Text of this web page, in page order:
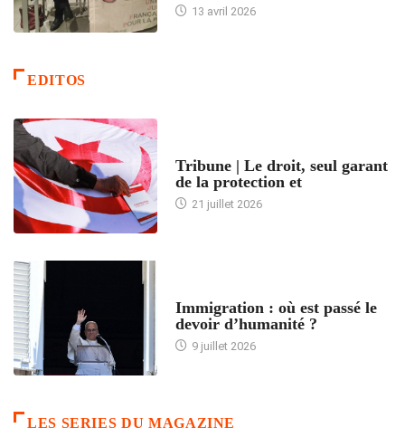
13 avril 2026
EDITOS
Tribune | Le droit, seul garant
de la protection et
21 juillet 2026
Immigration : où est passé le
devoir d’humanité ?
9 juillet 2026
LES SERIES DU MAGAZINE